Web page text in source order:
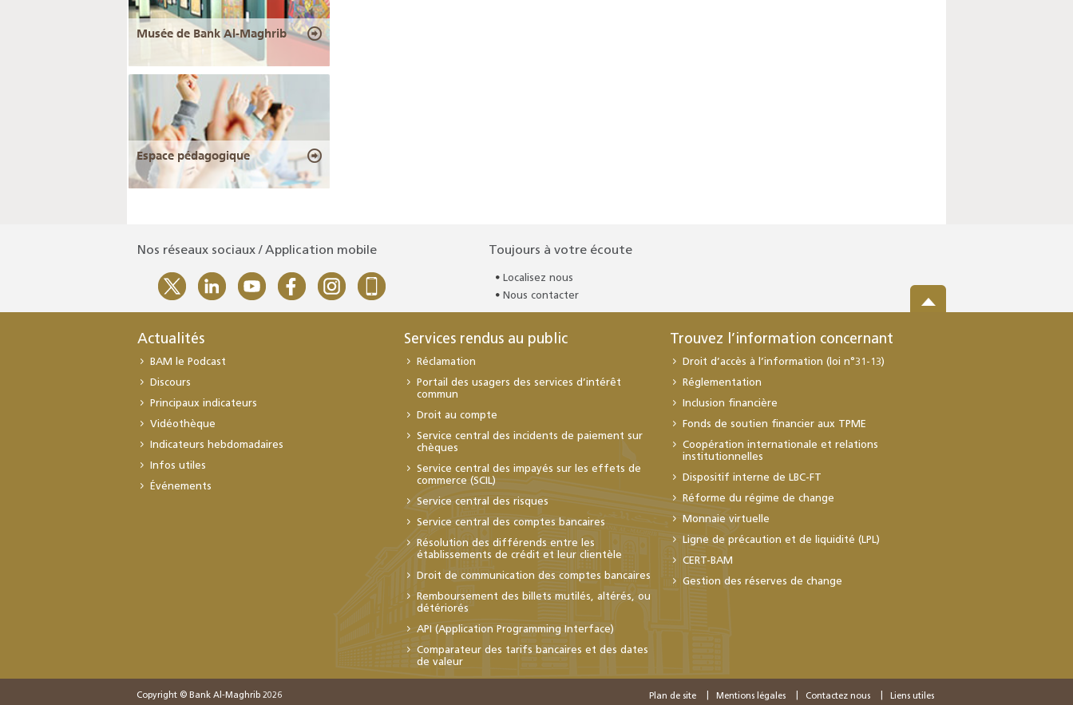
Musée de Bank Al-Maghrib
Espace pédagogique
Nos réseaux sociaux / Application mobile Toujours à votre écoute
Localisez nous
Nous contacter
Actualités
BAM le Podcast
Discours
Principaux indicateurs
Vidéothèque
Indicateurs hebdomadaires
Infos utiles
Événements
Services rendus au public
Réclamation
Portail des usagers des services d’intérêt
commun
Droit au compte
Service central des incidents de paiement sur
chèques
Service central des impayés sur les effets de
commerce (SCIL)
Service central des risques
Service central des comptes bancaires
Résolution des différends entre les
établissements de crédit et leur clientèle
Droit de communication des comptes bancaires
Remboursement des billets mutilés, altérés, ou
détériorés
API (Application Programming Interface)
Comparateur des tarifs bancaires et des dates
de valeur
Trouvez l’information concernant
Droit d’accès à l’information (loi n°31-13)
Réglementation
Inclusion financière
Fonds de soutien financier aux TPME
Coopération internationale et relations
institutionnelles
Dispositif interne de LBC-FT
Réforme du régime de change
Monnaie virtuelle
Ligne de précaution et de liquidité (LPL)
CERT-BAM
Gestion des réserves de change
Copyright © Bank Al-Maghrib 2026 Plan de site Mentions légales Contactez nous Liens utiles